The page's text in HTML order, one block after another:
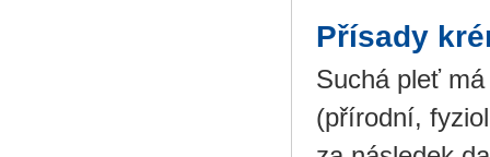
Přísady
Suchá pleť
(přírodní,